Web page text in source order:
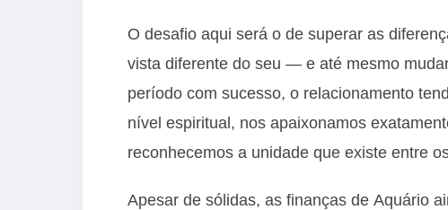
O desafio aqui será o de superar as
vista diferente do seu — e até mesmo
período com sucesso, o relacionamento
nível espiritual, nos apaixonamos
reconhecemos a unidade que existe entre
Apesar de sólidas, as finanças de Aquário